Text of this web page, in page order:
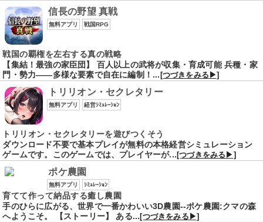
信長の野望 真戦
無料アプリ 戦国RPG
戦国の覇権を左右する真の戦略
【集結！最強の家臣団】 百人以上の武将が収集・育成可能 兵種・家
門・勢力――多様な要素で自在に編制！... [つづきをみる▶]
トリリオン・セクレタリー
無料アプリ 経営ｼﾐｭﾚｰｼｮﾝ
トリリオン・セクレタリーを遊びつくそう
ダウンロード不要で基本プレイが無料の本格経営シミュレーション
ゲームです。このゲームでは、プレイヤーが...[つづきをみる▶]
ポケ農園
無料アプリ ｼﾐｭﾚｰｼｮﾝ
育てて作って納品する癒し農園
手のひらに広がる、世界で一番かわいい3D農園--ポケ農園:クマの森
へようこそ。 【ストーリー】 ある...[つづきをみる▶]